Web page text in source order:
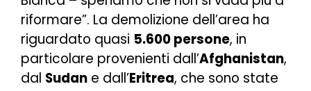
riformare”. La demolizione dell’area ha
riguardato quasi 5.600 persone, in
particolare provenienti dall’Afghanistan,
dal Sudan e dall’Eritrea, che sono state